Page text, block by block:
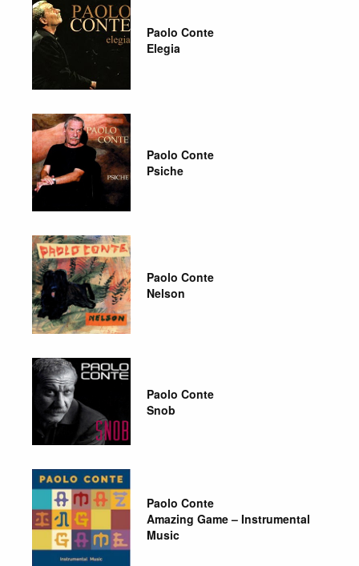
Paolo Conte
Elegia
Paolo Conte
Psiche
Paolo Conte
Nelson
Paolo Conte
Snob
Paolo Conte
Amazing Game – Instrumental
Music